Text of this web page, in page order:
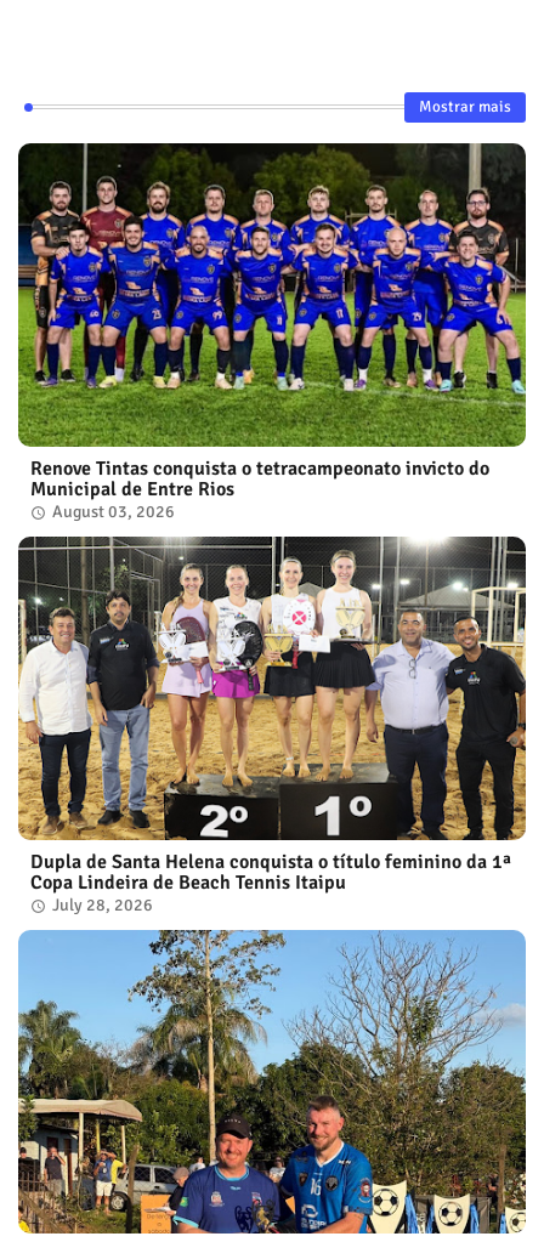
Mostrar mais
Renove Tintas conquista o tetracampeonato invicto do
Municipal de Entre Rios
August 03, 2026
Dupla de Santa Helena conquista o título feminino da 1ª
Copa Lindeira de Beach Tennis Itaipu
July 28, 2026